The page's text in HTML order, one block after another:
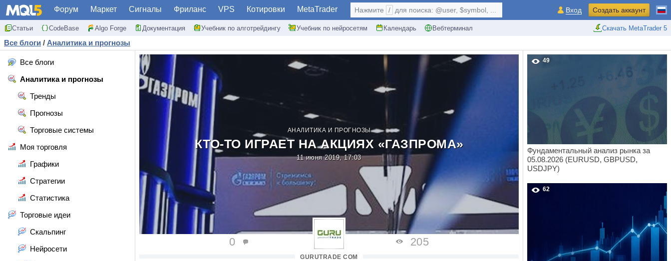
Форум Маркет Сигналы Фриланс VPS Котировки MetaTrader
Статьи CodeBase Algo Forge Документация Учебник по алготрейдингу Учебник по нейросетям Календарь Вебтерминал Скачать MetaTrader 5
Нажмите / для поиска: @user, $symbol, ... Вход Создать аккаунт
Все блоги / Аналитика и прогнозы
Все блоги
Аналитика и прогнозы
Тренды
Прогнозы
Торговые системы
Моя торговля
Графики
Стратегии
Статистика
Торговые идеи
Скальпинг
Нейросети
АНАЛИТИКА И ПРОГНОЗЫ
КТО-ТО ИГРАЕТ НА АКЦИЯХ «ГАЗПРОМА»
11 июня 2019, 17:03
GURUTRADE COM
0 205
49
Фундаментальный анализ рынка за
05.08.2026 (EURUSD, GBPUSD,
USDJPY)
62